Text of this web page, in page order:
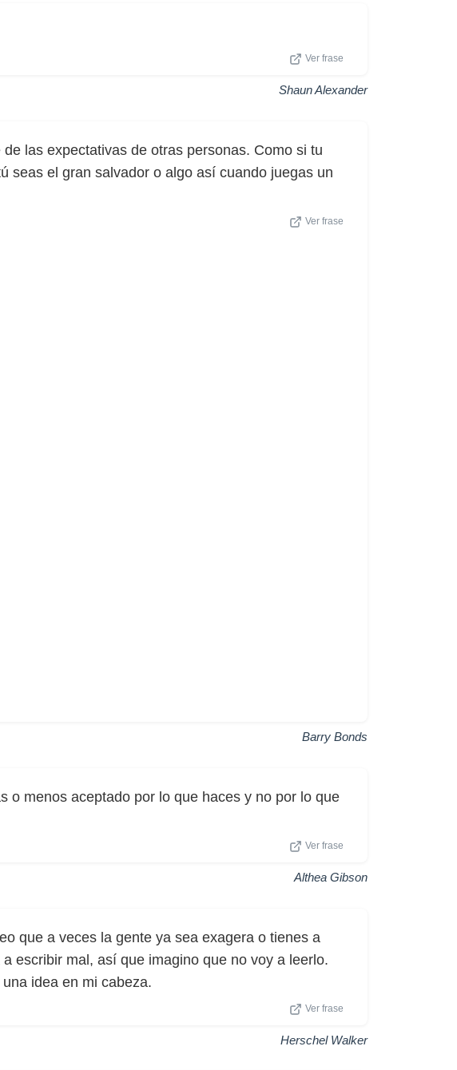
Ver frase
Shaun Alexander
las expectativas de otras personas. Como si tu
seas el gran salvador o algo así cuando juegas un
Ver frase
Barry Bonds
o menos aceptado por lo que haces y no por lo que
Ver frase
Althea Gibson
que a veces la gente ya sea exagera o tienes a
escribir mal, así que imagino que no voy a leerlo.
idea en mi cabeza.
Ver frase
Herschel Walker